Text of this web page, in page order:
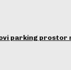
parking prostor